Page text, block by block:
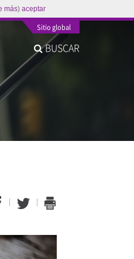
más) aceptar
Sitio global
BUSCAR